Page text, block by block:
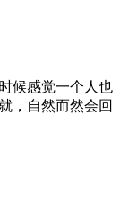
候感觉一个人也
，自然而然会回